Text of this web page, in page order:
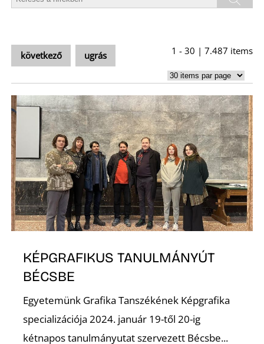
következő ugrás 1 - 30 | 7.487 items
KÉPGRAFIKUS TANULMÁNYÚT
BÉCSBE
Egyetemünk Grafika Tanszékének Képgrafika
specializációja 2024. január 19-től 20-ig
kétnapos tanulmányutat szervezett Bécsbe...